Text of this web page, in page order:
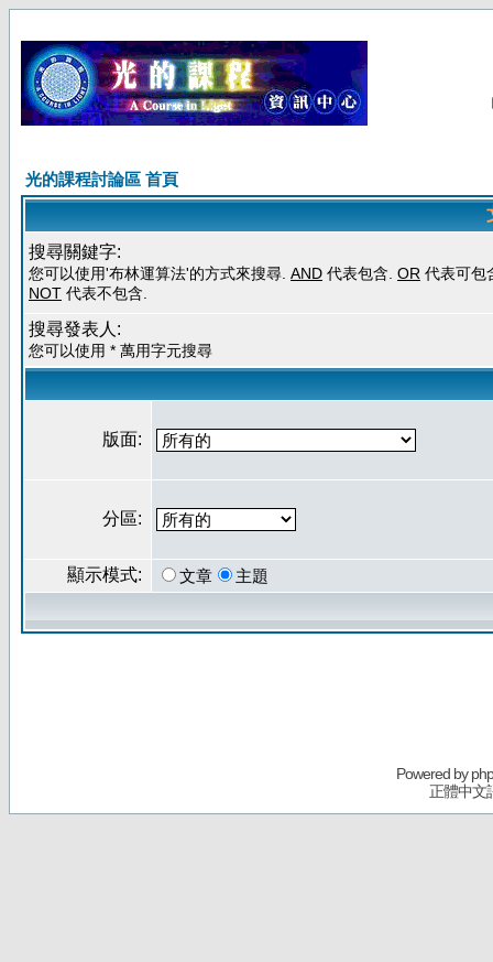
光的課程討論區 首頁
搜尋關鍵字:
您可以使用'布林運算法'的方式來搜尋. AND 代表包含. OR 代表可包
NOT 代表不包含.
搜尋發表人:
您可以使用 * 萬用字元搜尋
版面:
分區:
顯示模式: 文章 主題
Powered by
正體中文